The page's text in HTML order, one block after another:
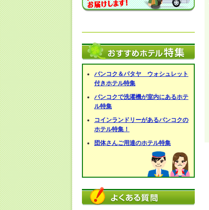
バンコク＆パタヤ ウォシュレット
付きホテル特集
バンコクで洗濯機が室内にあるホテ
ル特集
コインランドリーがあるバンコクの
ホテル特集！
団体さんご用達のホテル特集